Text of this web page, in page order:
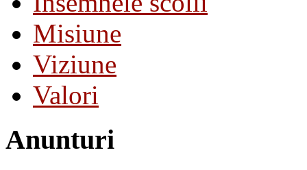
Misiune
Viziune
Valori
Anunturi